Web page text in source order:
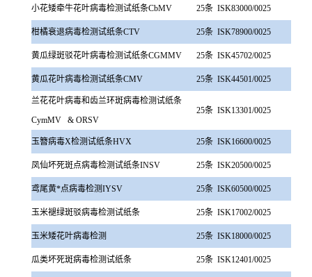
小花矮牵牛花叶病毒检测试纸条CbMV 25条 ISK83000/0025
柑橘衰退病毒检测试纸条CTV 25条 ISK78900/0025
黄瓜绿斑驳花叶病毒检测试纸条CGMMV 25条 ISK45702/0025
黄瓜花叶病毒检测试纸条CMV 25条 ISK44501/0025
兰花花叶病毒和齿兰环斑病毒检测试纸条
CymMV & ORSV
25条 ISK13301/0025
玉簪病毒X检测试纸条HVX 25条 ISK16600/0025
凤仙坏死斑点病毒检测试纸条INSV 25条 ISK20500/0025
鸢尾黄*点病毒检测IYSV 25条 ISK60500/0025
玉米褪绿斑驳病毒检测试纸条 25条 ISK17002/0025
玉米矮花叶病毒检测 25条 ISK18000/0025
瓜类坏死斑病毒检测试纸条 25条 ISK12401/0025